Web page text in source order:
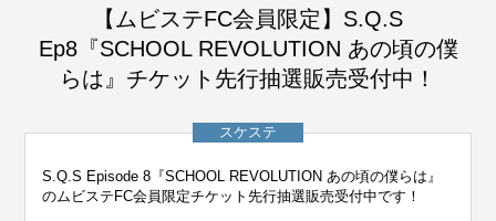
【ムビステFC会員限定】S.Q.S
Ep8『SCHOOL REVOLUTION あの頃の僕
らは』チケット先行抽選販売受付中！
スケステ
S.Q.S Episode 8『SCHOOL REVOLUTION あの頃の僕らは』
のムビステFC会員限定チケット先行抽選販売受付中です！